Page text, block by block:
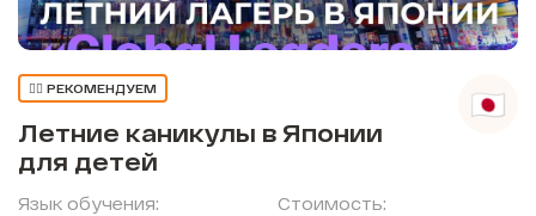
👍🏼 РЕКОМЕНДУЕМ
Летние каникулы в Японии
для детей
Язык обучения:
Стоимость: